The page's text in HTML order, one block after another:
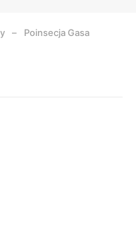
Poinsecja Gasa